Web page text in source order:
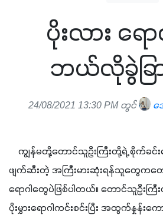
ပိုးလား ရော
ဘယ်လိုခွဲခြ
24/08/2021 13:30 PM တွင် အ
ကျွန်မတို့တောင်သူဦးကြီးတို့ရဲ့ စိုက်ခင်
ဖျက်ဆီးတဲ့ အကြီးမားဆုံးရန်သူတွေကတ
ရောဂါတွေပဲဖြစ်ပါတယ်။ တောင်သူဦးက
ပိုးမွှားရောဂါကင်းစင်းပြီး အထွက်နှုန်း